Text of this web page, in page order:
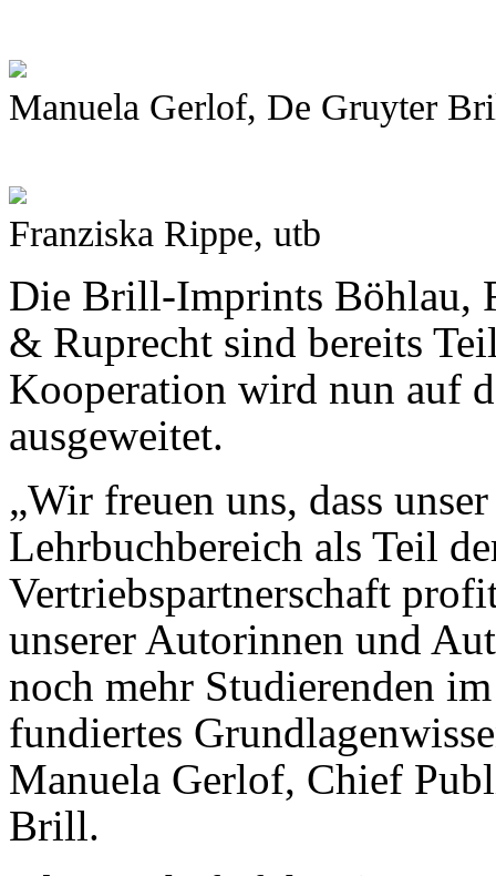
Manuela Gerlof, De Gruyter
Franziska Rippe, utb
Die Brill-Imprints Böhlau,
& Ruprecht sind bereits
Kooperation wird nun auf
ausgeweitet.
„Wir freuen uns, dass
Lehrbuchbereich als Teil
Vertriebspartnerschaft
unserer Autorinnen und
noch mehr Studierenden
fundiertes
Manuela Gerlof, Chief
Brill.